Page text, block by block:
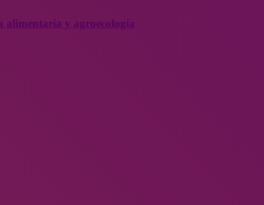
alimentaria y agroecología